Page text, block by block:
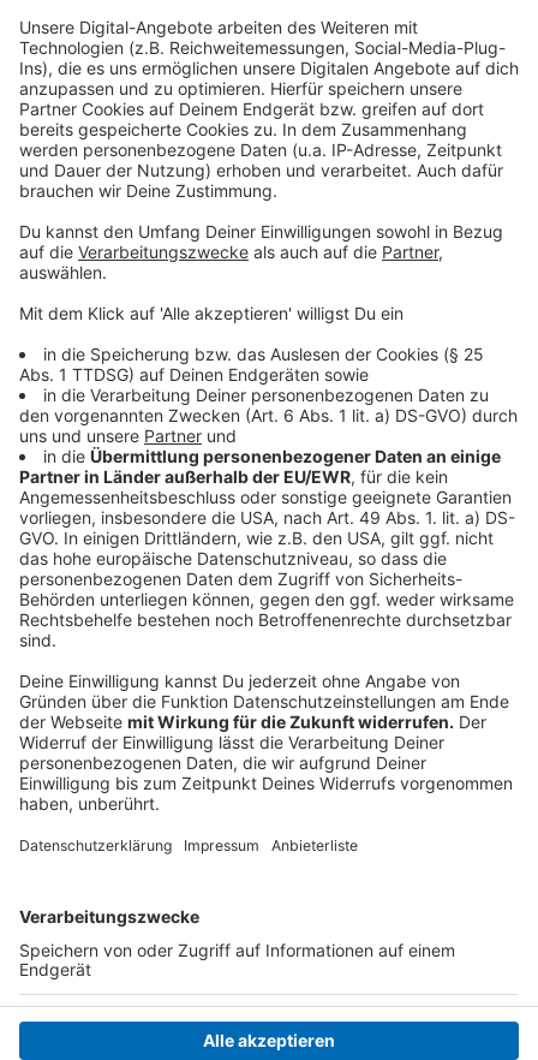
davon machen. Sein neues Album in voller Länge ist
direkt hier zu hören.
Anzeige
Anzeige
Wir benötigen Ihre
Zustimmung, um den YouTube
Video-Service zu laden!
Wir verwenden einen Service eines
Drittanbieters, um Videoinhalte
einzubetten. Dieser Service kann
Daten zu Ihren Aktivitäten
sammeln. Bitte lesen Sie die
Details durch und stimmen Sie der
Nutzung des Service zu, um dieses
Video anzusehen.
Akzeptieren
powered byUsercentrics Consent
Management Platform
Die neue Single "Wish You The Best" aus dem neuen
Album "Broken By Desire To Be Heavenly Sent" von
Topstar Lewis Capaldi.
Anzeige
Anzeige